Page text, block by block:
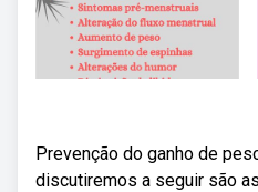
Prevenção do ganho de
discutiremos a seguir são